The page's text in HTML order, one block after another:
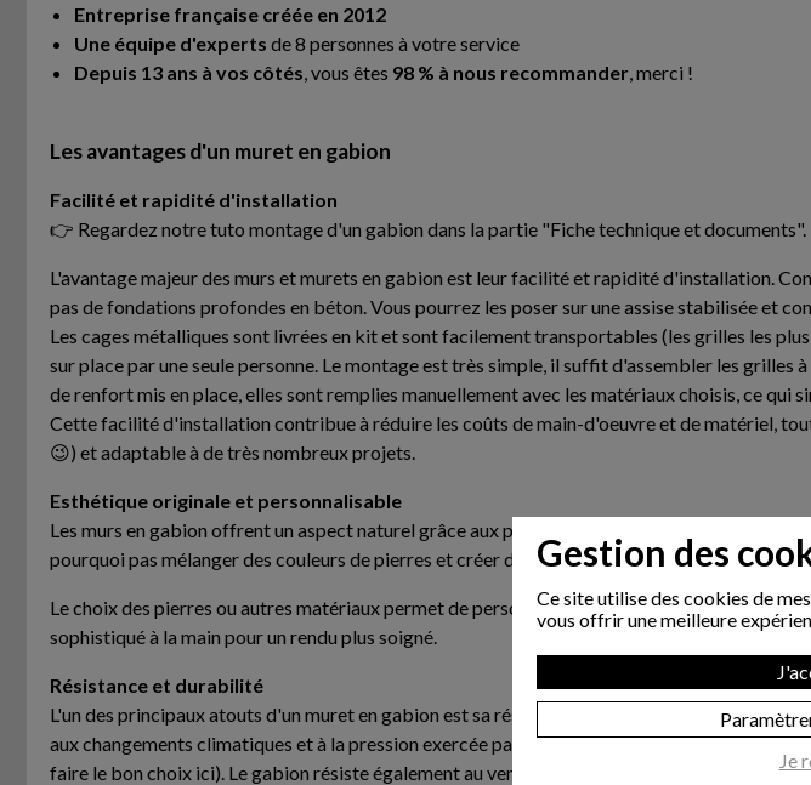
Gestion des
Ce site utilise des cookies de
vous offrir une meilleure
Je
Entreprise française créée en 2012
Une équipe d'experts de 8 personnes à votre service
Depuis 13 ans à vos côtés, vous êtes 98 % à nous recommander, merci !
Les avantages d'un muret en gabion
Facilité et rapidité d'installation
👉 Regardez notre tuto montage d'un gabion dans la partie "Fiche technique et documents".
L'avantage majeur des murs et murets en gabion est leur facilité et rapidité d'installation.
pas de fondations profondes en béton. Vous pourrez les poser sur une assise stabilisée et
Les cages métalliques sont livrées en kit et sont facilement transportables (les grilles les
sur place par une seule personne. Le montage est très simple, il suffit d'assembler les
de renfort mis en place, elles sont remplies manuellement avec les matériaux choisis, ce qui
Cette facilité d'installation contribue à réduire les coûts de main-d'oeuvre et de matériel,
😉) et adaptable à de très nombreux projets.
Esthétique originale et personnalisable
Les murs en gabion offrent un aspect naturel grâce aux pierres et contemporain à la fois
pourquoi pas mélanger des couleurs de pierres et créer des formes originales), il est
Le choix des pierres ou autres matériaux permet de personnaliser l'apparence du mur, qu'il
sophistiqué à la main pour un rendu plus soigné.
Résistance et durabilité
L'un des principaux atouts d'un muret en gabion est sa résistance et sa durabilité. Grâce à
aux changements climatiques et à la pression exercée par le terrain, à condition d'avoir
faire le bon choix ici). Le gabion résiste également au vent, aux inondations et aux légers